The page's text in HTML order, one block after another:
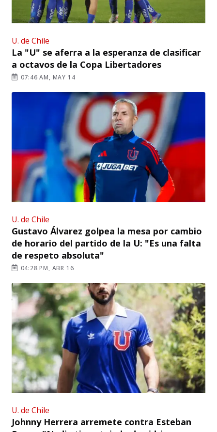
U. de Chile
La "U" se aferra a la esperanza de clasificar
a octavos de la Copa Libertadores
07:46 AM, MAY 14
U. de Chile
Gustavo Álvarez golpea la mesa por cambio
de horario del partido de la U: "Es una falta
de respeto absoluta"
04:28 PM, ABR 16
U. de Chile
Johnny Herrera arremete contra Esteban